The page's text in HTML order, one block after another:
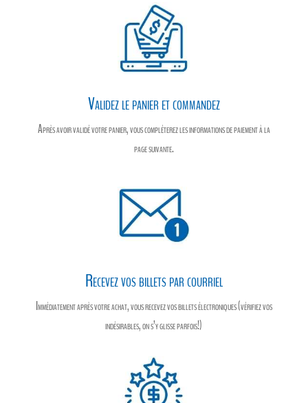
Validez le panier et commandez
Après avoir validé votre panier, vous compléterez les informations de paiement à la
page suivante.
Recevez vos billets par courriel
Immédiatement après votre achat, vous recevez vos billets électroniques (vérifiez vos
indésirables, on s’y glisse parfois!)